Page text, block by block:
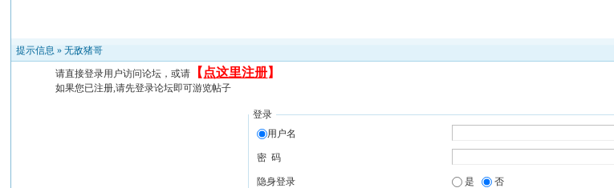
提示信息 »无敌猪哥
请直接登录用户访问论坛，或请 【 点这里注册】
如果您已注册,请先登录论坛即可游览帖子
登录
用户名
密 码
隐身登录 是 否